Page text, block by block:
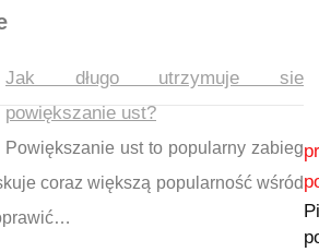
Jak długo utrzymuje sie
powiększanie ust?
Powiększanie ust to popularny zabieg
coraz większą popularność wśród